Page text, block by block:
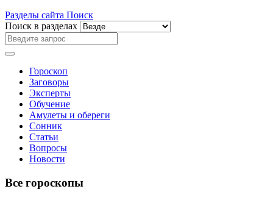
Разделы сайта Поиск
Поиск в разделах
Гороскоп
Заговоры
Эксперты
Обучение
Амулеты и обереги
Сонник
Статьи
Вопросы
Новости
Все гороскопы